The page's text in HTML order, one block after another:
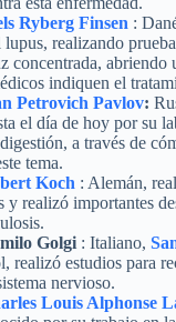
Ryberg Finsen :
realizando
concentrada, abriendo
indiquen el
Petrovich Pavlov:
el día de hoy por su
a través de
tema.
Koch : Alemán,
y realizó importantes
Golgi : Italiano,
realizó estudios para
nervioso.
Louis Alphonse